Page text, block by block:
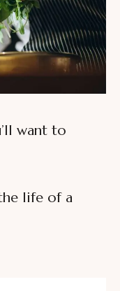
want to
life of a